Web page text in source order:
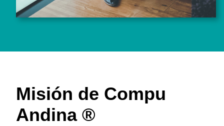
Misión de Compu
Andina ®